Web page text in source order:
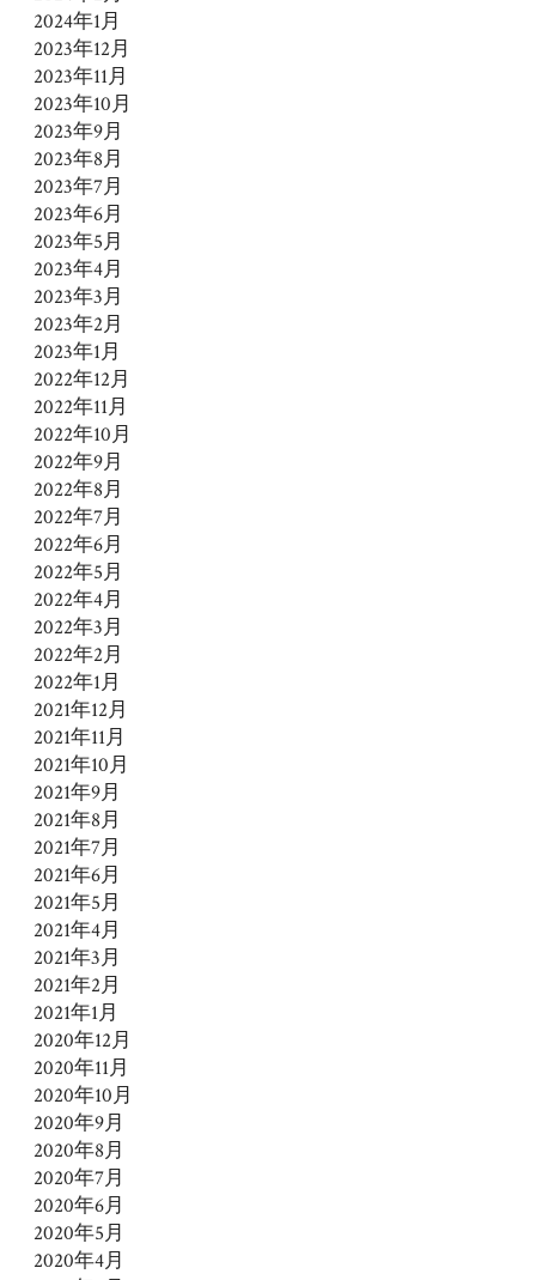
2024年1月
2023年12月
2023年11月
2023年10月
2023年9月
2023年8月
2023年7月
2023年6月
2023年5月
2023年4月
2023年3月
2023年2月
2023年1月
2022年12月
2022年11月
2022年10月
2022年9月
2022年8月
2022年7月
2022年6月
2022年5月
2022年4月
2022年3月
2022年2月
2022年1月
2021年12月
2021年11月
2021年10月
2021年9月
2021年8月
2021年7月
2021年6月
2021年5月
2021年4月
2021年3月
2021年2月
2021年1月
2020年12月
2020年11月
2020年10月
2020年9月
2020年8月
2020年7月
2020年6月
2020年5月
2020年4月